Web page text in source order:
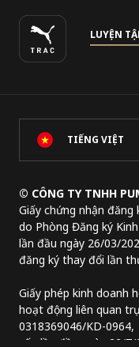
LUYỆN
TIẾNG VIỆT
© CÔNG TY TNHH
Giấy chứng nhận đăng
do Phòng Đăng ký
lần đầu ngày 26/03/
đăng ký thay đổi lần
Giấy phép kinh doanh
hoạt động liên quan
0318369046/KD-0964,
cấp lần đầu ngày 22/7/